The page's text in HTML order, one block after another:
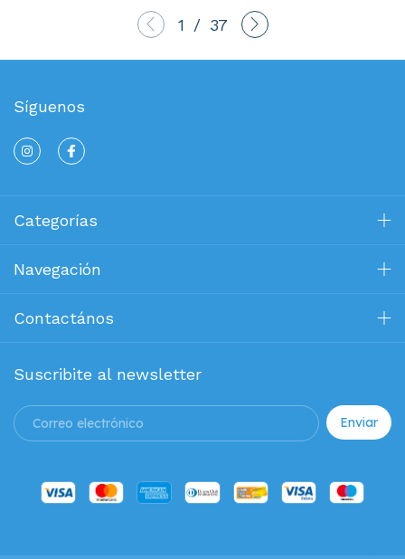
1 / 37
Síguenos
Categorías
Navegación
Contactános
Suscribite al newsletter